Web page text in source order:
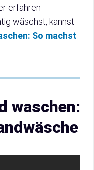
erfahren
wäschst, kannst
So machst
waschen: